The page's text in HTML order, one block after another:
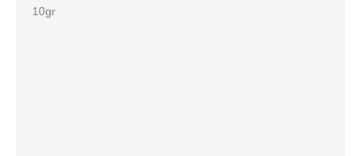
10gr